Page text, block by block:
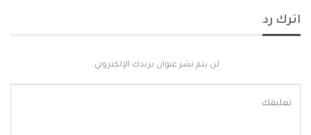
اترك رد
لن يتم نشر عنوان بريدك الإلكتروني.